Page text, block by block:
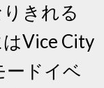
きれる
Vice City
ードイベ